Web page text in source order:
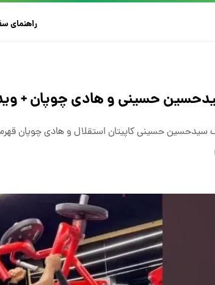
راهنمای
حسینی و هادی‌ چوپان +
حسینی کاپیتان استقلال و هادی‌ چوپان